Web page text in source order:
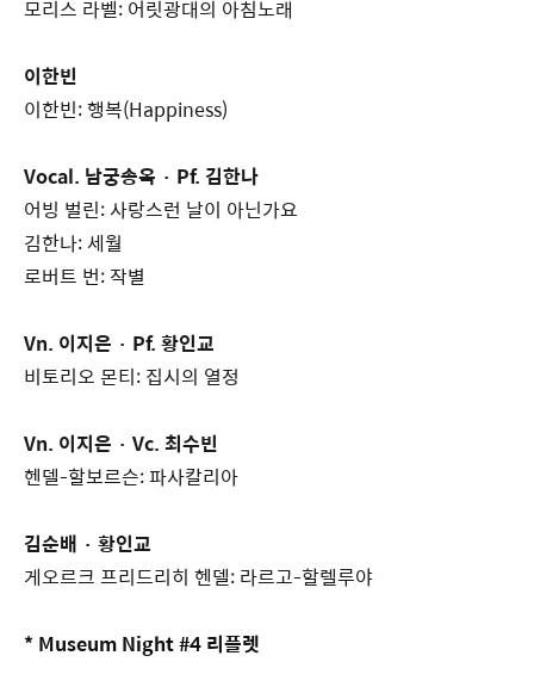
모리스 라벨: 어릿광대의 아침노래
이한빈
이한빈: 행복(Happiness)
Vocal. 남궁송옥 · Pf. 김한나
어빙 벌린: 사랑스런 날이 아닌가요
김한나: 세월
로버트 번: 작별
Vn. 이지은 · Pf. 황인교
비토리오 몬티: 집시의 열정
Vn. 이지은 · Vc. 최수빈
헨델-할보르슨: 파사칼리아
김순배 · 황인교
게오르크 프리드리히 헨델: 라르고-할렐루야
* Museum Night #4 리플렛